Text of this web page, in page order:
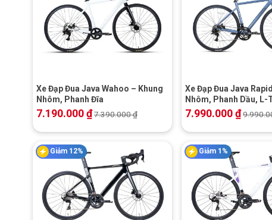
+
Xe Đạp Đua Java Wahoo – Khung
Nhôm, Phanh Đĩa
7.190.000₫7.390.000₫
Xe Đạp Đua Java
Nhôm, Phanh Dầu, L-
7.990.000₫
Giảm 12% Giảm 1%